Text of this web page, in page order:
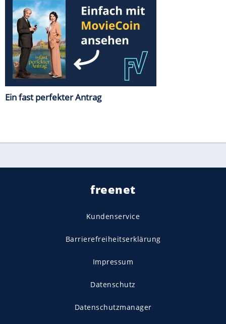
Ein fast perfekter Antrag
freenet
Kundenservice
Barrierefreiheitserklärung
Impressum
Datenschutz
Datenschutzmanager